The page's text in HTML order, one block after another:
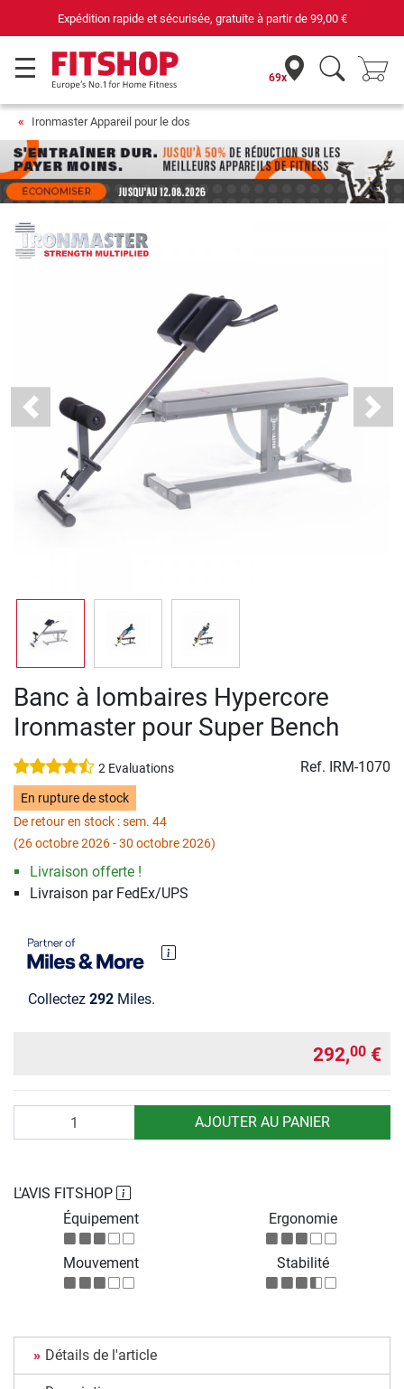
Expédition rapide et sécurisée, gratuite à partir de99,00 €
69x
Ironmaster Appareil pour le dos
Previous Next
Banc à lombaires Hypercore
Ironmaster pour Super Bench
2 Evaluations Ref. IRM-1070
En rupture de stock
De retour en stock : sem. 44
(26 octobre 2026 - 30 octobre 2026)
Livraison offerte !
Livraison par FedEx/UPS
Collectez 292 Miles.
292,00 €
AJOUTER AU PANIER
L'AVIS FITSHOP
Équipement
Ergonomie
Mouvement Stabilité
Détails de l'article